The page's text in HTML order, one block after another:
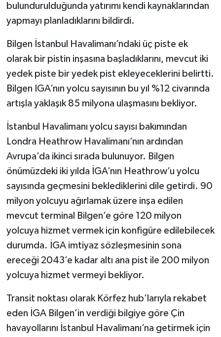
bulundurulduğunda yatırımı kendi kaynaklarından
yapmayı planladıklarını bildirdi.
Bilgen İstanbul Havalimanı’ndaki üç piste ek
olarak bir pistin inşasına başladıklarını, mevcut iki
yedek piste bir yedek pist ekleyeceklerini belirtti.
Bilgen IGA’nın yolcu sayısının bu yıl %12 civarında
artışla yaklaşık 85 milyona ulaşmasını bekliyor.
İstanbul Havalimanı yolcu sayısı bakımından
Londra Heathrow Havalimanı’nın ardından
Avrupa’da ikinci sırada bulunuyor. Bilgen
önümüzdeki iki yılda İGA’nın Heathrow’u yolcu
sayısında geçmesini beklediklerini dile getirdi. 90
milyon yolcuyu ağırlamak üzere inşa edilen
mevcut terminal Bilgen’e göre 120 milyon
yolcuya hizmet vermek için konfigüre edilebilecek
durumda. İGA imtiyaz sözleşmesinin sona
ereceği 2043’e kadar altı ana pist ile 200 milyon
yolcuya hizmet vermeyi bekliyor.
Transit noktası olarak Körfez hub’larıyla rekabet
eden İGA Bilgen’in verdiği bilgiye göre Çin
havayollarını İstanbul Havalimanı’na getirmek için